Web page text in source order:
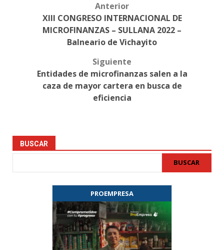
navigation
Anterior
XIII CONGRESO INTERNACIONAL DE
MICROFINANZAS – SULLANA 2022 –
Balneario de Vichayito
Siguiente
Entidades de microfinanzas salen a la
caza de mayor cartera en busca de
eficiencia
BUSCAR
BUSCAR
PROEMPRESA